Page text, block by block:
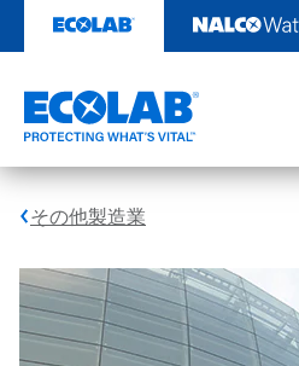
テ
る
その他製造業